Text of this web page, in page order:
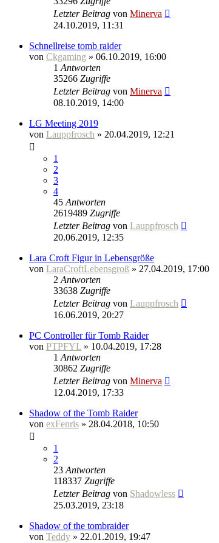
Letzter Beitrag von Minerva
24.10.2019, 11:31
Schnellreise tomb raider
von Ckgaming » 06.10.2019, 16:00
1 Antworten
35266 Zugriffe
Letzter Beitrag von Minerva
08.10.2019, 14:00
LG Meeting 2019
von Lauppfrosch » 20.04.2019, 12:21
1
2
3
4
45 Antworten
2619489 Zugriffe
Letzter Beitrag von Lauppfrosch
20.06.2019, 12:35
Lara Croft Figur in Lebensgröße
von LaraCroftLebensgroß » 27.04.2019, 17:00
2 Antworten
33638 Zugriffe
Letzter Beitrag von Lauppfrosch
16.06.2019, 20:27
PC Controller für Tomb Raider
von PTPFYL » 10.04.2019, 17:28
1 Antworten
30862 Zugriffe
Letzter Beitrag von Minerva
12.04.2019, 17:33
Shadow of the Tomb Raider
von exFenris » 28.04.2018, 10:50
1
2
23 Antworten
118337 Zugriffe
Letzter Beitrag von Shadowless
25.03.2019, 23:18
Shadow of the tombraider
von Teddy » 22.01.2019, 19:47